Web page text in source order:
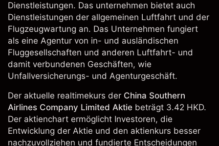
Dienstleistungen. Das unternehmen bietet auch
Dienstleistungen der allgemeinen Luftfahrt und der
Flugzeugwartung an. Das Unternehmen fungiert
als eine Agentur von in- und ausländischen
Fluggesellschaften und anderen Luftfahrt- und
damit verbundenen Geschäften, wie
Unfallversicherungs- und Agenturgeschäft.
Der aktuelle realtimekurs der China Southern
Airlines Company Limited Aktie beträgt 3.42 HKD.
Der aktienchart ermöglicht Investoren, die
Entwicklung der Aktie und den aktienkurs besser
nachzuvollziehen und fundierte Entscheidungen